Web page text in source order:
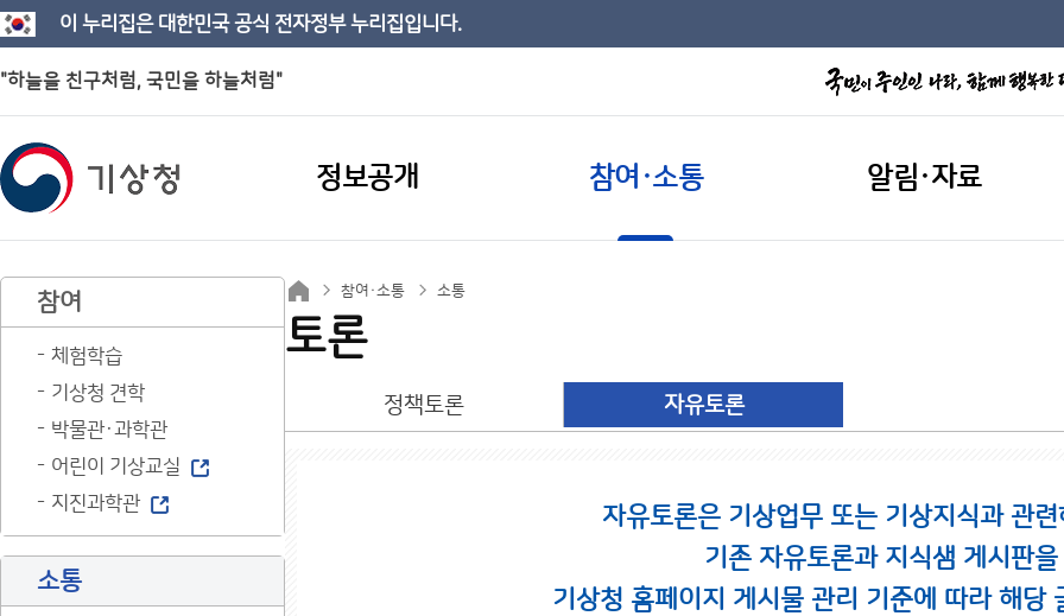
이 누리집은 대한민국 공식 전자정부 누리집입니다.
"하늘을 친구처럼, 국민을 하늘처럼"
정보공개 참여·소통 알림·자료
참여
체험학습
기상청 견학
박물관·과학관
어린이 기상교실
지진과학관
소통
참여·소통 소통
토론
정책토론 자유토론
자유토론은 기상업무 또는 기상지식과 관
기존 자유토론과 지식샘 게시판
기상청 홈페이지 게시물 관리 기준에 따라 해당